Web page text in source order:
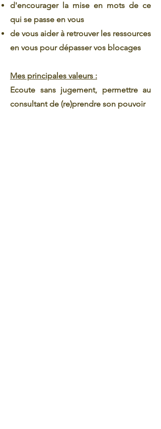
d'encourager la mise en mots de ce
qui se passe en vous
de vous aider à retrouver les ressources
en vous pour dépasser vos blocages
Mes principales valeurs :
Ecoute sans jugement, permettre au
consultant de (re)prendre son pouvoir